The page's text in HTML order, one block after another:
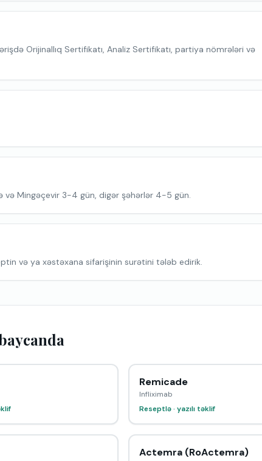
Orijinallıq Sertifikatı, Analiz Sertifikatı, partiya nömrələri və
və Mingəçevir 3-4 gün, digər şəhərlər 4-5 gün.
və ya xəstəxana sifarişinin surətini tələb edirik.
Remicade
Infliximab
Reseptlə · yazılı təklif
Actemra (RoActemra)